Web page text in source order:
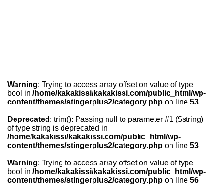
Warning: Trying to access array offset on value of type
bool in /home/kakakissi/kakakissi.com/public_html/wp-
content/themes/stingerplus2/category.php on line 53
Deprecated : trim(): Passing null to parameter #1 ($string)
of type string is deprecated in
/home/kakakissi/kakakissi.com/public_html/wp-
content/themes/stingerplus2/category.php on line 53
Warning: Trying to access array offset on value of type
bool in /home/kakakissi/kakakissi.com/public_html/wp-
content/themes/stingerplus2/category.php on line 56